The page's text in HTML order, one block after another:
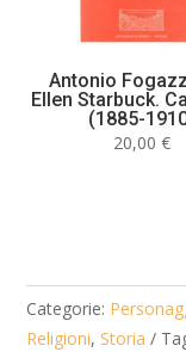
Antonio
Ellen Starbuck.
(1885-
20,00€
Categorie:
Religioni, Storia